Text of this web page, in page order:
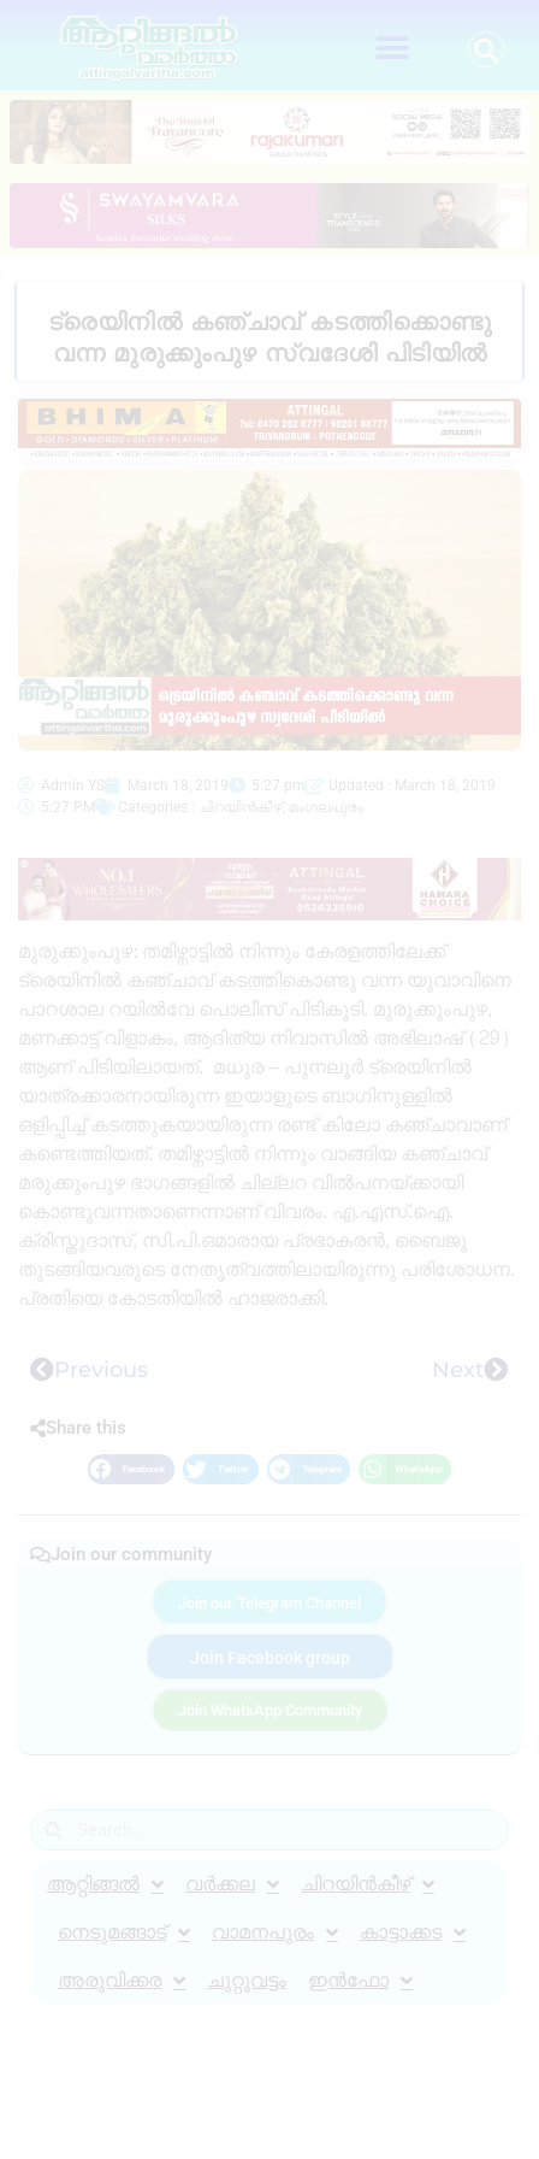
ട്രെയിനിൽ കഞ്ചാവ് കടത്തിക്കൊണ്ടു
വന്ന മുരുക്കുംപുഴ സ്വദേശി പിടിയിൽ
Admin YS March 18, 2019 5:27 pm
Updated : March 18, 2019
5:27 PM
Categories : ചിറയിൻകീഴ് മംഗലപുരം
മുരുക്കുംപുഴ: തമിഴ്നാട്ടിൽ നിന്നും കേരളത്തിലേക്ക്
ട്രെയിനിൽ കഞ്ചാവ് കടത്തികൊണ്ടു വന്ന യുവാവിനെ
പാറശാല റയിൽവേ പൊലീസ് പിടികൂടി. മുരുക്കുംപുഴ,
മണക്കാട്ട് വിളാകം, ആദിത്യ നിവാസിൽ അഭിലാഷ് (29)
ആണ് പിടിയിലായത്. മധുര – പുനലൂർ ട്രെയിനിൽ
യാത്രക്കാരനായിരുന്ന ഇയാളുടെ ബാഗിനുള്ളിൽ
ഒളിപ്പിച്ച് കടത്തുകയായിരുന്ന രണ്ട് കിലോ കഞ്ചാവാണ്
കണ്ടെത്തിയത്. തമിഴ്നാട്ടിൽ നിന്നും വാങ്ങിയ കഞ്ചാവ്
മരുക്കുംപുഴ ഭാഗങ്ങളിൽ ചില്ലറ വിൽപനയ്ക്കായി
കൊണ്ടുവന്നതാണെന്നാണ് വിവരം. എ.എസ്.ഐ.
ക്രിസ്തുദാസ്, സി.പി.ഒമാരായ പ്രഭാകരൻ, ബൈജു
തുടങ്ങിയവരുടെ നേതൃത്വത്തിലായിരുന്നു പരിശോധന.
പ്രതിയെ കോടതിയിൽ ഹാജരാക്കി.
Previous Next
Share this
Facebook Twitter Telegram WhatsApp
Join our community
Join our Telegram Channel
Join Facebook group
Join WhatsApp Community
ആറ്റിങ്ങൽ വർക്കല ചിറയിൻകീഴ്
നെടുമങ്ങാട് വാമനപുരം കാട്ടാക്കട
അരുവിക്കര ചുറ്റുവട്ടം ഇൻഫോ